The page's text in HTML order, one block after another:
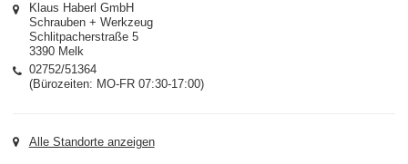
Klaus Haberl GmbH
Schrauben + Werkzeug
Schlitpacherstraße 5
3390 Melk
02752/51364
(Bürozeiten: MO-FR 07:30-17:00)
Alle Standorte anzeigen